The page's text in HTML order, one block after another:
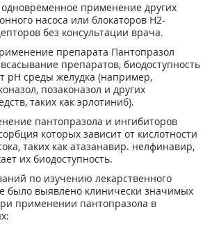
применение других
насоса или блокаторов Н2-
без консультации врача.
препарата Пантопразол
препаратов, биодоступность
pH среды желудка (например,
позаконазол и других
таких как эрлотиниб).
пантопразола и ингибиторов
которых зависит от кислотности
таких как атазанавир. нелфинавир,
их биодоступность.
по изучению лекарственного
было выявлено клинически значимых
применении пантопразола в